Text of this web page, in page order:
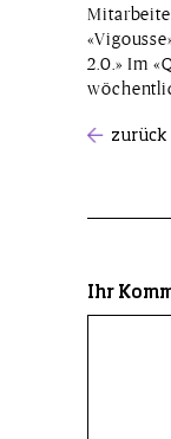
2.0.» Im
zurück
Ihr